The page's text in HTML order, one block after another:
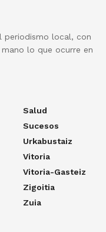
periodismo local, con
lo que ocurre en
Salud
Sucesos
Urkabustaiz
Vitoria
Vitoria-Gasteiz
Zigoitia
Zuia